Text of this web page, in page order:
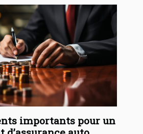
importants pour un